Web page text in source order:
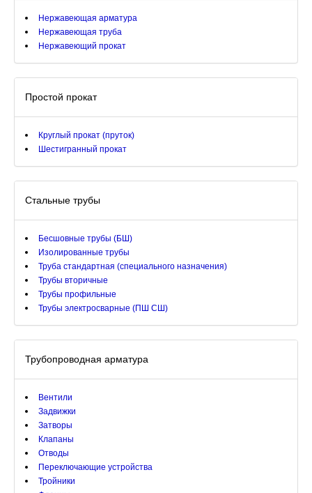
Нержавеющая арматура
Нержавеющая труба
Нержавеющий прокат
Простой прокат
Круглый прокат (пруток)
Шестигранный прокат
Стальные трубы
Бесшовные трубы (БШ)
Изолированные трубы
Труба стандартная (специального назначения)
Трубы вторичные
Трубы профильные
Трубы электросварные (ПШ СШ)
Трубопроводная арматура
Вентили
Задвижки
Затворы
Клапаны
Отводы
Переключающие устройства
Тройники